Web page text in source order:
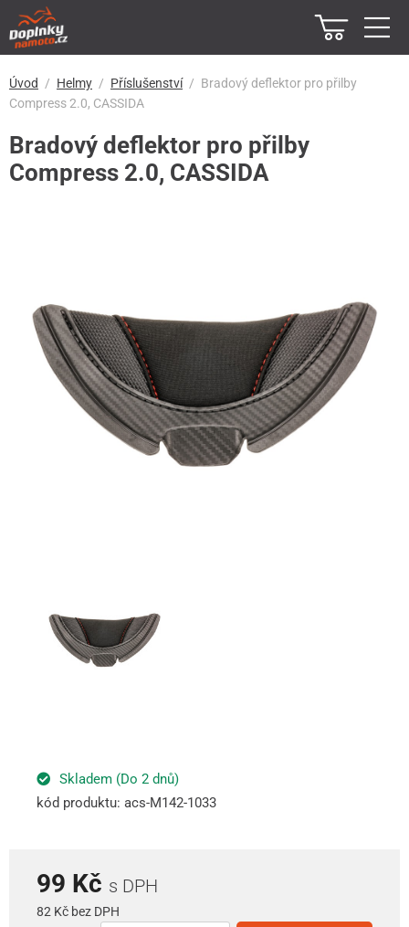
Úvod Helmy Příslušenství
Bradový deflektor pro přilby
Compress 2.0, CASSIDA
Bradový deflektor pro přilby
Compress 2.0, CASSIDA
Skladem (Do 2 dnů)
kód produktu: acs-M142-1033
99 Kč s DPH
82 Kč bez DPH